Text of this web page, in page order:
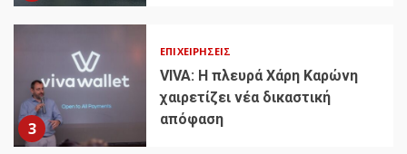
3
ΕΠΙΧΕΙΡΉΣΕΙΣ
VIVA: Η πλευρά Χάρη Καρώνη
χαιρετίζει νέα δικαστική
απόφαση